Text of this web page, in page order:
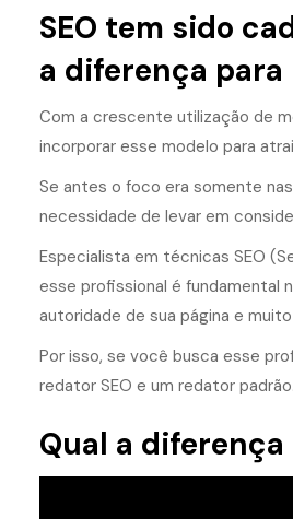
SEO tem sido
a diferença
Com a crescente utilização de
incorporar esse modelo para
Se antes o foco era somente
necessidade de levar em
Especialista em técnicas SEO
esse profissional é fundamental
autoridade de sua página e
Por isso, se você busca esse
redator SEO e um redator padrão.
Qual a